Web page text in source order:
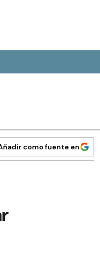
como fuente en